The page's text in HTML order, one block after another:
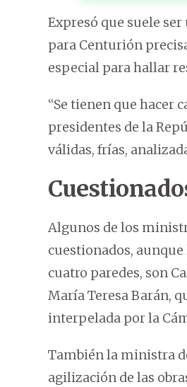
Expresó que suele
para Centurión
especial para hallar
“Se tienen que hacer
presidentes de la
válidas, frías,
Algunos de los
cuestionados,
cuatro paredes, son
María Teresa Barán,
interpelada por la
También la ministra
agilización de las